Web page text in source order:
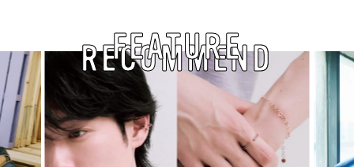
RECOMMEND
FEATURE